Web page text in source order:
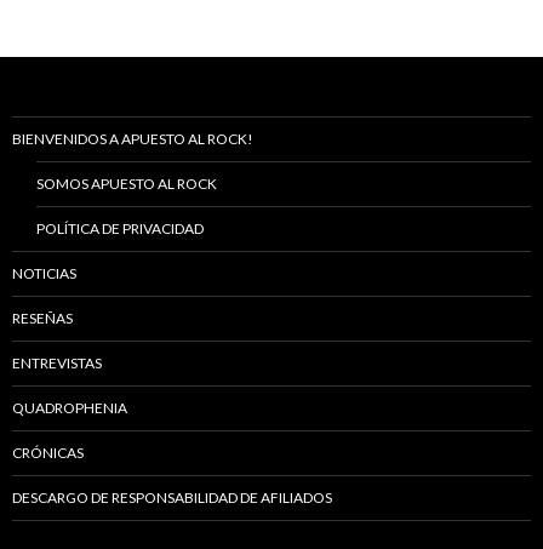
BIENVENIDOS A APUESTO AL ROCK!
SOMOS APUESTO AL ROCK
POLÍTICA DE PRIVACIDAD
NOTICIAS
RESEÑAS
ENTREVISTAS
QUADROPHENIA
CRÓNICAS
DESCARGO DE RESPONSABILIDAD DE AFILIADOS